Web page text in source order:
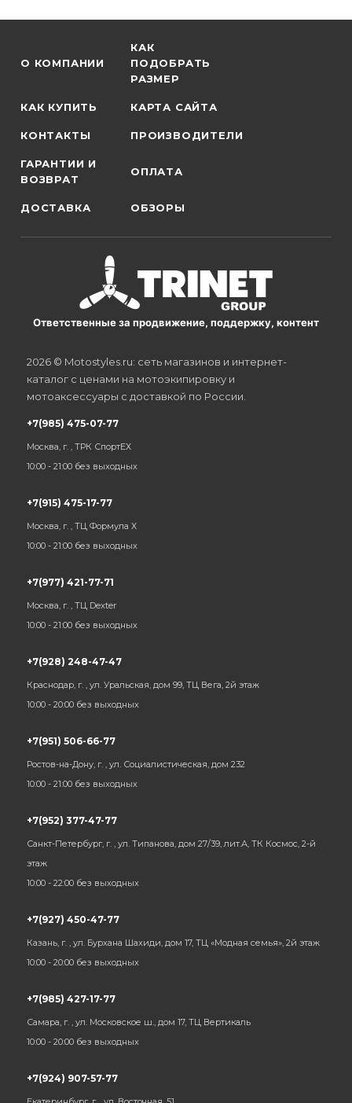
О КОМПАНИИ
КАК
ПОДОБРАТЬ
РАЗМЕР
КАК КУПИТЬ КАРТА САЙТА
КОНТАКТЫ ПРОИЗВОДИТЕЛИ
ГАРАНТИИ И
ВОЗВРАТ
ОПЛАТА
ДОСТАВКА ОБЗОРЫ
Ответственные за продвижение, поддержку, контент
2026 © Motostyles.ru: сеть магазинов и интернет-
каталог с ценами на мотоэкипировку и
мотоаксессуары с доставкой по России.
+7(985) 475-07-77
Москва, г. , ТРК СпортЕХ
10:00 - 21:00 без выходных
+7(915) 475-17-77
Москва, г. , ТЦ Формула Х
10:00 - 21:00 без выходных
+7(977) 421-77-71
Москва, г. , ТЦ Dexter
10:00 - 21:00 без выходных
+7(928) 248-47-47
Краснодар, г. , ул. Уральская, дом 99, ТЦ Вега, 2й этаж
10:00 - 20:00 без выходных
+7(951) 506-66-77
Ростов-на-Дону, г. , ул. Социалистическая, дом 232
10:00 - 21:00 без выходных
+7(952) 377-47-77
Санкт-Петербург, г. , ул. Типанова, дом 27/39, лит.А, ТК Космос, 2-й
этаж
10:00 - 22:00 без выходных
+7(927) 450-47-77
Казань, г. , ул. Бурхана Шахиди, дом 17, ТЦ «Модная семья», 2й этаж
10:00 - 20:00 без выходных
+7(985) 427-17-77
Самара, г. , ул. Московское ш., дом 17, ТЦ Вертикаль
10:00 - 20:00 без выходных
+7(924) 907-57-77